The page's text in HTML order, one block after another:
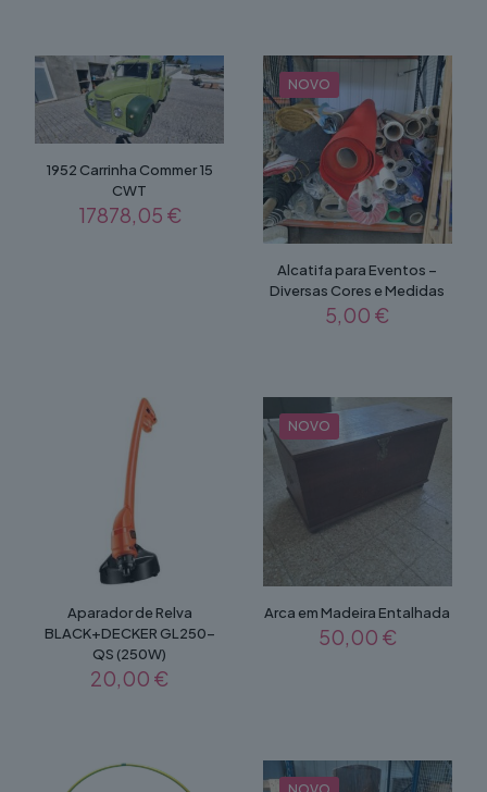
1952 Carrinha Commer 15
CWT
17878,05 €
NOVO
Alcatifa para Eventos –
Diversas Cores e Medidas
5,00 €
Aparador de Relva
BLACK+DECKER GL250-
QS (250W)
20,00 €
NOVO
Arca em Madeira Entalhada
50,00 €